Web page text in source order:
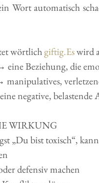
Wort automatisch
wörtlich giftig.Es wird
eine Beziehung, die
manipulatives,
negative, belastende
WIRKUNG
„Du bist toxisch“,
defensiv machen